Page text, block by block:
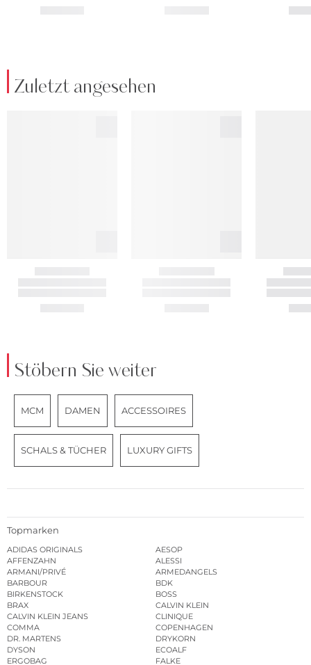
Zuletzt angesehen
Stöbern Sie weiter
MCM DAMEN ACCESSOIRES
SCHALS & TÜCHER LUXURY GIFTS
Topmarken
ADIDAS ORIGINALS
AESOP
AFFENZAHN
ALESSI
ARMANI/PRIVÉ
ARMEDANGELS
BARBOUR
BDK
BIRKENSTOCK
BOSS
BRAX
CALVIN KLEIN
CALVIN KLEIN JEANS
CLINIQUE
COMMA
COPENHAGEN
DR. MARTENS
DRYKORN
DYSON
ECOALF
ERGOBAG
FALKE